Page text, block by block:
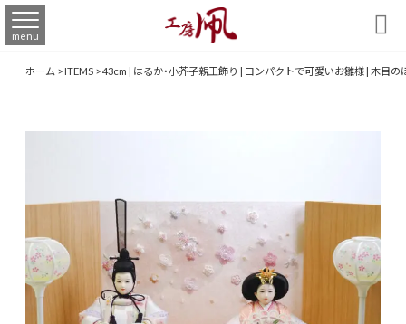
menu 
ホーム>ITEMS>43cm | はるか・小芥子親王飾り | コンパクトで可愛いお雛様 | 木目